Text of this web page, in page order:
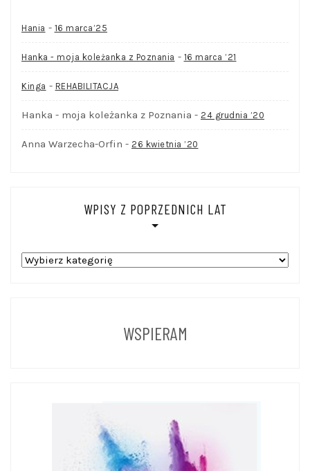
Hania - 16 marca’25
Hanka - moja koleżanka z Poznania - 16 marca ’21
Kinga - REHABILITACJA
Hanka - moja koleżanka z Poznania - 24 grudnia ’20
Anna Warzecha-Orfin - 26 kwietnia ’20
WPISY Z POPRZEDNICH LAT
WPISY
WSPIERAM